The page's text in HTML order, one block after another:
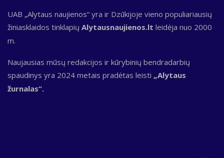
UAB „Alytaus naujienos“ yra ir Dzūkijoje vieno populiariausių
žiniasklaidos tinklapių Alytausnaujienos.lt leidėja nuo 2000
m.
Naujausias mūsų redakcijos ir kūrybinių bendradarbių
spaudinys yra 2024 metais pradėtas leisti „Alytaus
žurnalas“.